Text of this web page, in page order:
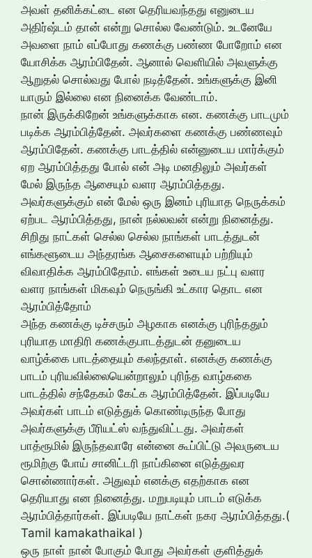
அவள் தனிக்கட்டை என தெரியவந்தது எனுடைய
அதிர்ஷ்டம் தான் என்று சொல்ல வேண்டும். உடனேயே
அவளை நாம் எப்போது கணக்கு பண்ண போறோம் என
யோசிக்க ஆரம்பிதேன். ஆனால் வெளியில் அவளுக்கு
ஆறுதல் சொல்வது போல் நடித்தேன். உங்களுக்கு இனி
யாரும் இல்லை என நினைக்க வேண்டாம்.
நான் இருக்கிறேன் உங்களுக்காக என. கணக்கு பாடமும்
படிக்க ஆரம்பித்தேன். அவர்களை கணக்கு பண்ணவும்
ஆரம்பிதேன். கணக்கு பாடத்தில் என்னுடைய மார்க்கும்
ஏற ஆரம்பித்தது போல் என் அடி மனதிலும் அவர்கள்
மேல் இருந்த ஆசையும் வளர ஆரம்பித்தது.
அவர்களுக்கும் என் மேல் ஒரு இனம் புரியாத நெருக்கம்
ஏற்பட ஆரம்பித்தது, நான் நல்லவன் என்று நினைத்து.
சிறிது நாட்கள் செல்ல செல்ல நாங்கள் பாடத்துடன்
எங்களூடைய அந்தரங்க ஆசைகளையும் பற்றியும்
விவாதிக்க ஆரம்பிதோம். எங்கள் உடைய நட்பு வளர
வளர நாங்கள் மிகவும் நெருங்கி உட்கார தொட என
ஆரம்பித்தோம்
அந்த கணக்கு டிச்சரும் அழகாக எனக்கு புரிந்ததும்
புரியாத மாதிரி கணக்குபாடத்துடன் தனுடைய
வாழ்க்கை பாடத்தையும் கலந்தாள். எனக்கு கணக்கு
பாடம் புரியவில்லையென்றாலும் புரிந்த வாழ்ககை
பாடத்தில் சந்தேகம் கேட்க ஆரம்பித்தேன். இப்படியே
அவர்கள் பாடம் எடுத்துக் கொண்டிருந்த போது
அவர்களுக்கு பீரியட்ஸ் வந்துவிட்டது. அவர்கள்
பாத்ரூமில் இருந்தவாரே என்னை கூப்பிட்டு அவருடைய
ரூமிற்கு போய் சானிட்டரி நாப்கினை எடுத்துவர
சொன்ணார்கள். அதுவும் எனக்கு எதற்காக என
தெரியாது என நினைத்து. மறுபடியும் பாடம் எடுக்க
ஆரம்பித்தார்கள். இப்படியே நாட்கள் நகர ஆரம்பித்தது.(
Tamil kamakathaikal )
ஒரு நாள் நான் போகும் போது அவர்கள் குளித்துக்